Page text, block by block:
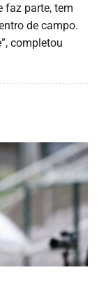
faz parte, tem
de campo.
completou